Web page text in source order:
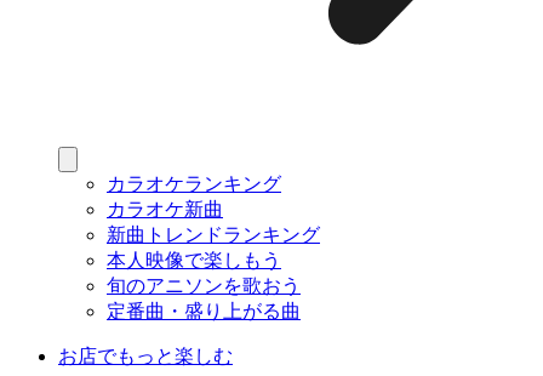
カラオケランキング
カラオケ新曲
新曲トレンドランキング
本人映像で楽しもう
旬のアニソンを歌おう
定番曲・盛り上がる曲
お店でもっと楽しむ